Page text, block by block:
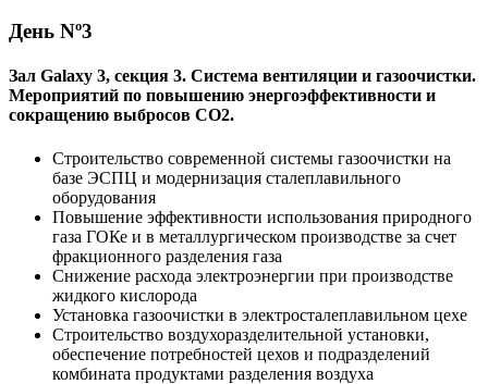
День Nº3
Зал Galaxy 3, секция 3. Система вентиляции и газоочистки.
Мероприятий по повышению энергоэффективности и
сокращению выбросов СО2.
Строительство современной системы газоочистки на
базе ЭСПЦ и модернизация сталеплавильного
оборудования
Повышение эффективности использования природного
газа ГОКе и в металлургическом производстве за счет
фракционного разделения газа
Снижение расхода электроэнергии при производстве
жидкого кислорода
Установка газоочистки в электросталеплавильном цехе
Строительство воздухоразделительной установки,
обеспечение потребностей цехов и подразделений
комбината продуктами разделения воздуха